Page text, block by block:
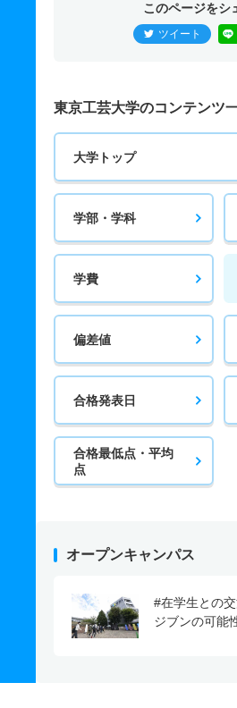
このページをシ
ツイート
東京工芸大学のコンテンツ
大学トップ
学部・学科
学費
偏差値
合格発表日
合格最低点・平均
点
オープンキャンパス
#在学生との
ジブンの可能